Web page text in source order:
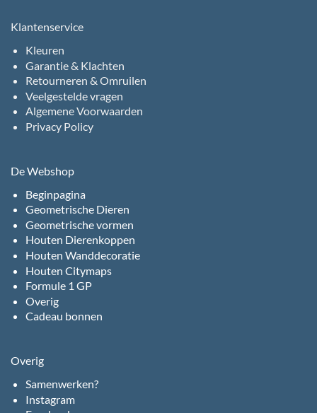
Klantenservice
Kleuren
Garantie & Klachten
Retourneren & Omruilen
Veelgestelde vragen
Algemene Voorwaarden
Privacy Policy
De Webshop
Beginpagina
Geometrische Dieren
Geometrische vormen
Houten Dierenkoppen
Houten Wanddecoratie
Houten Citymaps
Formule 1 GP
Overig
Cadeau bonnen
Overig
Samenwerken?
Instagram